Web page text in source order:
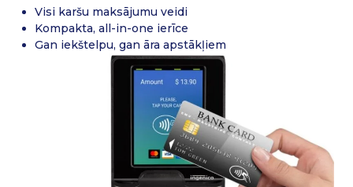
Visi karšu maksājumu veidi
Kompakta, all-in-one ierīce
Gan iekštelpu, gan āra apstākļiem